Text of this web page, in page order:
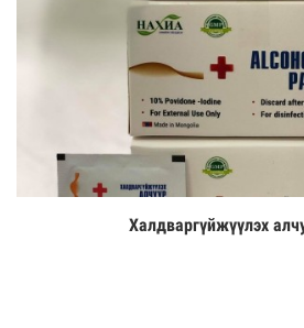
Цааш үзэх
Халдваргүйжүүлэх